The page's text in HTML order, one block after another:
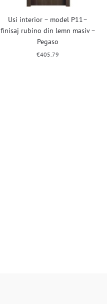
Usi interior – model P11–
finisaj rubino din lemn masiv –
Pegaso
€405.79